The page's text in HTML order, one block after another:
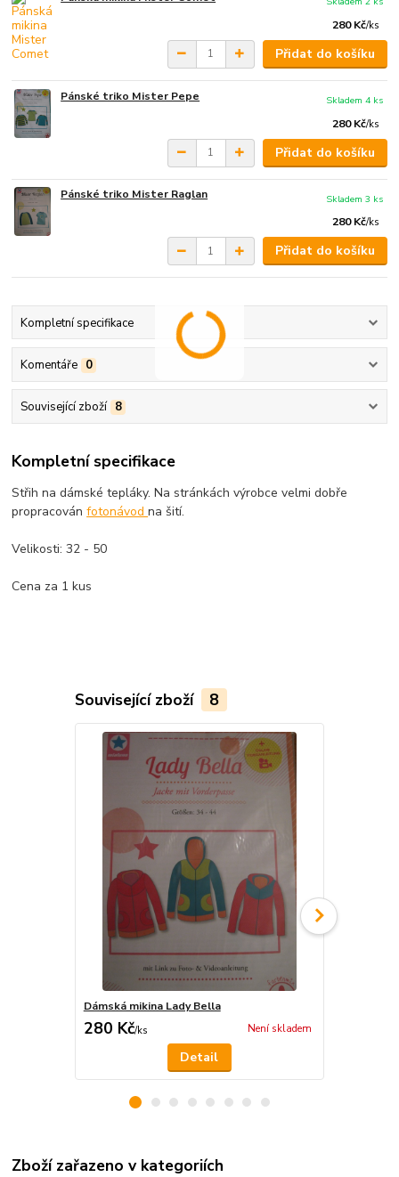
280 Kč/ks
Přidat do košíku
Pánské triko Mister Pepe
280 Kč/ks
Skladem 4 ks
Přidat do košíku
Pánské triko Mister Raglan
280 Kč/ks
Skladem 3 ks
Přidat do košíku
Kompletní specifikace
Komentáře 0
Související zboží 8
Kompletní specifikace
Střih na dámské tepláky. Na stránkách výrobce velmi dobře
propracovánfotonávodna šití.
Velikosti: 32 - 50
Cena za 1 kus
Související zboží 8
Dámská mikina Lady Bella
280 Kč/ks Není skladem
Detail
Zboží zařazeno v kategoriích